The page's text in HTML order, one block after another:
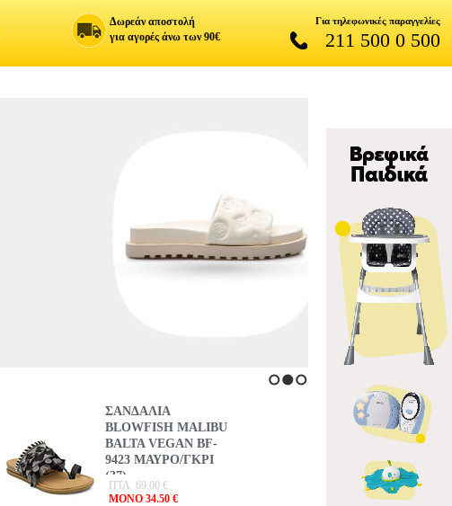
Δωρεάν αποστολή
για αγορές άνω των 90€
Για τηλεφωνικές παραγγελίες
211 500 0 500
ΣΑΝΔΑΛΙΑ
BLOWFISH MALIBU
BALTA VEGAN BF-
9423 ΜΑΥΡΟ/ΓΚΡΙ
(37)
ΠΤΛ 69.00 €
MONO 34.50 €